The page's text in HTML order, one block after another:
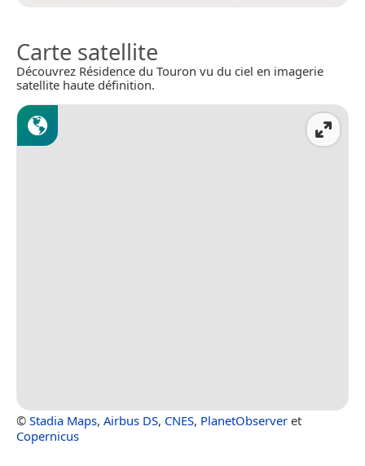
Carte satellite
Découvrez Résidence du Touron vu du ciel en imagerie
satellite haute définition.
© Stadia Maps, Airbus DS, CNES, PlanetObserver et
Copernicus